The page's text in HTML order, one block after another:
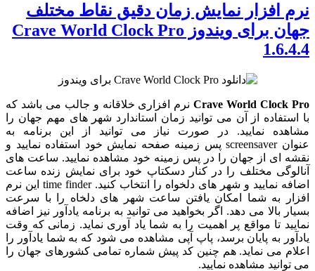
نرم افزار نمایش زمان دقیق نقاط مختلف
جهان برای ویندوز Crave World Clock Pro
1.6.4.4
Crave World Clock Proنرم افزاری خلاقانه و جالب می باشد که
با استفاده از آن می توانید زمان استاندارد شهر های مهم جهان را
مشاهده نمایید. در صورت نیاز می توانید از این برنامه به
عنوان screensaver پس زمینه صفحه نمایش خود استفاده نمایید و
نقشه ای از جهان را در پس زمینه خود مشاهده نمایید. ساعت های
آنالوگی مختلف را در کنار دسکتاپ خود برای نمایش زنده ساعت
اضافه نمایید و شهر های دلخواه را انتخاب کنید. time finder این نرم
افزار به شما امکان یافتن ساعت شهر های دلخاه را با سرعت
بسیار بالا می دهد. اگر بخواهید می توانید به برنامه یادآور نیز اضافه
نمایید تا مواقع پر اهمیت را به شما یاد آوری نماید. زمانی که وقت
یادآور به پایان برسد، پاپ آپی مشاهده می شود که به شما یادآور را
اعلام می نماید. هم چنین کد پیش شماره تمامی کشورهای جهان را
می توانید مشاهده نمایید.